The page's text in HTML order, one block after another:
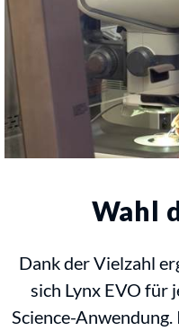
Wahl
Dank der Vielzahl
sich Lynx EVO für
Science-Anwendung.